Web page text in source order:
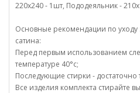
220х240 - 1шт, Пододеяльник -
Основные рекомендации по уходу
сатина:
Перед первым использованием
температуре 40°c;
Последующие стирки - достаточно
Все изделия комплекта стирайте